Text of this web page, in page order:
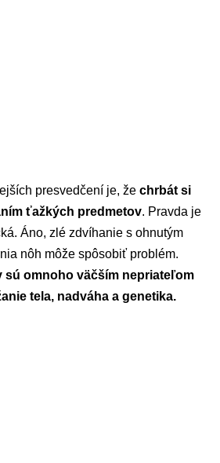
presvedčení je, že chrbát si
ťažkých predmetov. Pravda je
Áno, zlé zdvíhanie s ohnutým
nôh môže spôsobiť problém.
sú omnoho väčším nepriateľom
tela, nadváha a genetika.